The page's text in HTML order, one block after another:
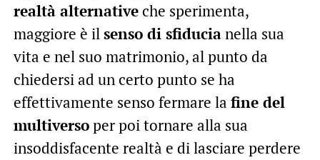
realtà alternativeche sperimenta,
maggiore è ilsenso di sfiducianella sua
vita e nel suo matrimonio, al punto da
chiedersi ad un certo punto se ha
effettivamente senso fermare la fine del
multiversoper poi tornare alla sua
insoddisfacente realtà e di lasciare perdere